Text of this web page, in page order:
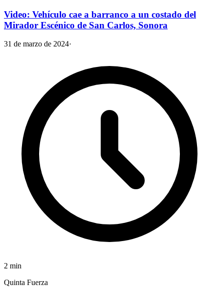
Video: Vehículo cae a barranco a un costado del
Mirador Escénico de San Carlos, Sonora
31 de marzo de 2024·
2 min
Quinta Fuerza